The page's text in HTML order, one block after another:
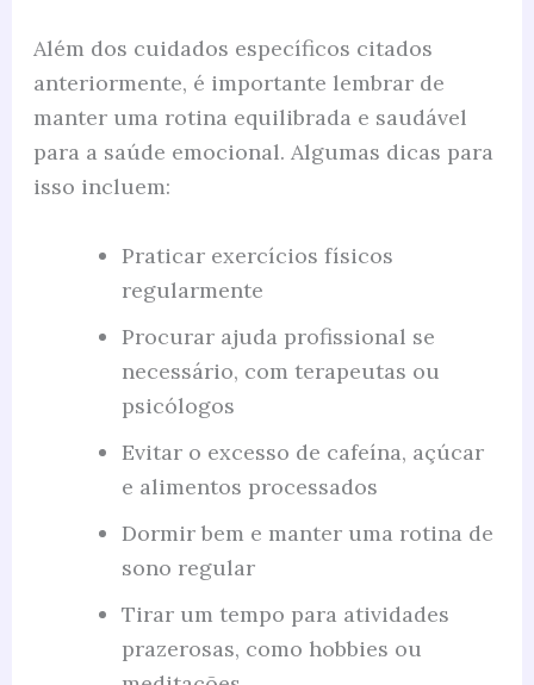
Além dos cuidados específicos citados
anteriormente, é importante lembrar de
manter uma rotina equilibrada e saudável
para a saúde emocional. Algumas dicas para
isso incluem:
Praticar exercícios físicos
regularmente
Procurar ajuda profissional se
necessário, com terapeutas ou
psicólogos
Evitar o excesso de cafeína, açúcar
e alimentos processados
Dormir bem e manter uma rotina de
sono regular
Tirar um tempo para atividades
prazerosas, como hobbies ou